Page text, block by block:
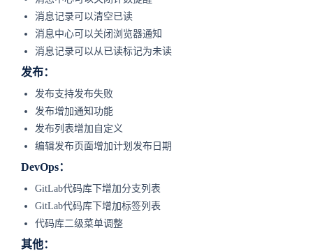
消息记录可以清空已读
消息中心可以关闭浏览器通知
消息记录可以从已读标记为未读
发布：
发布支持发布失败
发布增加通知功能
发布列表增加自定义
编辑发布页面增加计划发布日期
DevOps：
GitLab代码库下增加分支列表
GitLab代码库下增加标签列表
代码库二级菜单调整
其他：